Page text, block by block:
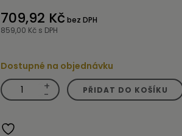
709,92 Kč bez DPH
859,00 Kč s DPH
Dostupné na objednávku
Police,
30
cm
+
- PŘIDAT DO KOŠÍKU